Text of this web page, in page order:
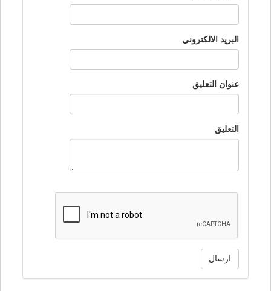
البريد الالكتروني
عنوان التعليق
التعليق
ارسال